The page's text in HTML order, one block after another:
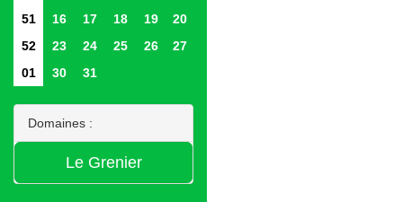
51
16 17 18 19
20
52
23 24 25 26
27
01
30 31
Domaines :